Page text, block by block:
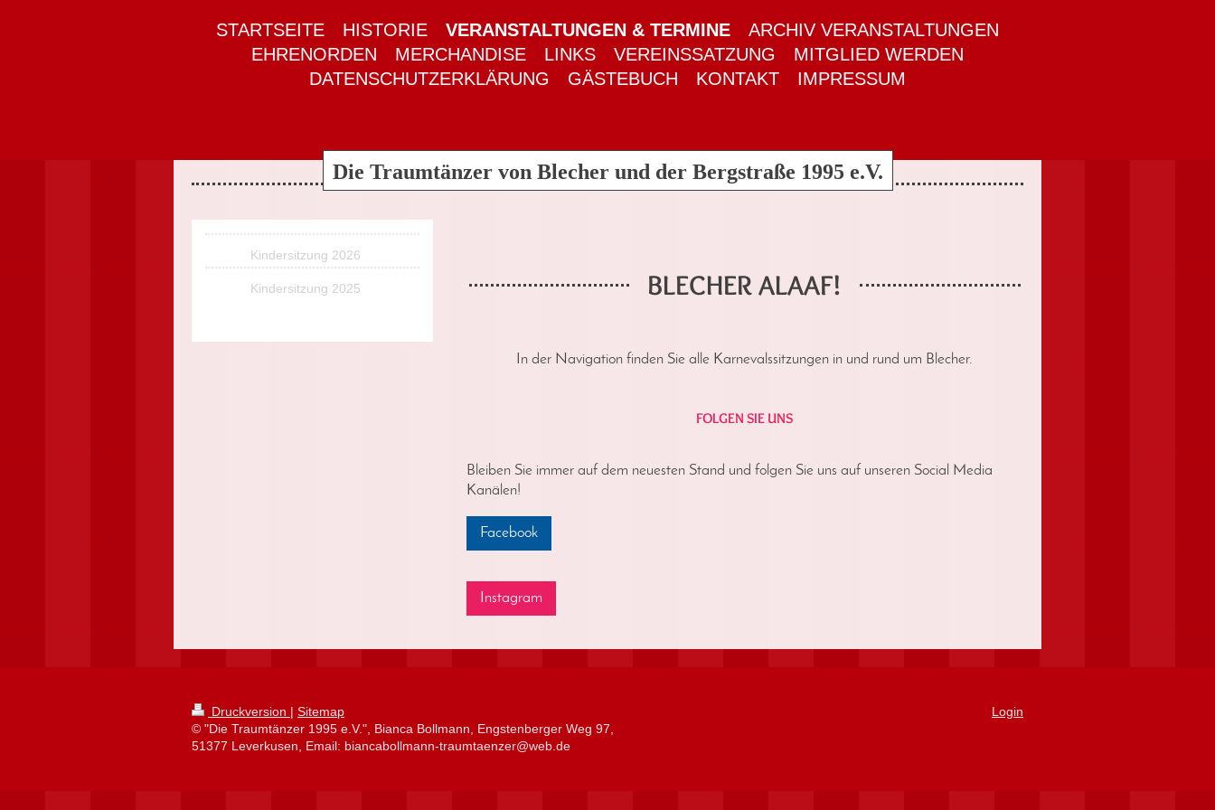
STARTSEITE HISTORIE VERANSTALTUNGEN & TERMINE
ARCHIV VERANSTALTUNGEN
EHRENORDEN
MERCHANDISE LINKS VEREINSSATZUNG
MITGLIED WERDEN
DATENSCHUTZERKLÄRUNG
GÄSTEBUCH KONTAKT IMPRESSUM
Die Traumtänzer von Blecher und der Bergstraße 1995 e.V.
BLECHER ALAAF!
In der Navigation finden Sie alle Karnevalssitzungen in und rund um Blecher.
FOLGEN SIE UNS
Bleiben Sie immer auf dem neuesten Stand und folgen Sie uns auf unseren Social Media
Kanälen!
Facebook
Instagram
Kindersitzung 2026
Kindersitzung 2025
Druckversion | Sitemap
© "Die Traumtänzer 1995 e.V.", Bianca Bollmann, Engstenberger Weg 97,
51377 Leverkusen, Email: biancabollmann-traumtaenzer@web.de
Login